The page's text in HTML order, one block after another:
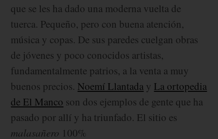
que se les ha dado una moderna vuelta de
tuerca. Pequeño, pero con buena atención,
música y copas. De sus paredes cuelgan obras
de jóvenes y poco conocidos artistas,
fundamentalmente patrios, a la venta a muy
buenos precios. Noemí Llantada y La ortopedia
de El Manco son dos ejemplos de gente que ha
pasado por allí y ha triunfado. El sitio es
malasañero 100%